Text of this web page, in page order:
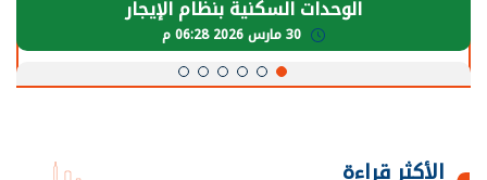
الوحدات السكنية بنظام الإيجار
الأكثر قراءة